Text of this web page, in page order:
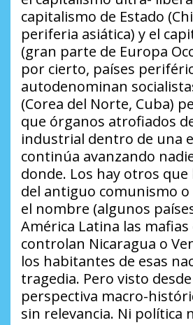
capitalismo de Estado
periferia asiática) y el
(gran parte de Europa
por cierto, países
autodenominan
(Corea del Norte, Cuba)
que órganos atrofiados
industrial dentro de una
continúa avanzando
donde. Los hay otros
del antiguo comunismo o
el nombre (algunos
América Latina las
controlan Nicaragua o
los habitantes de esas
tragedia. Pero visto
perspectiva macro-
sin relevancia. Ni política